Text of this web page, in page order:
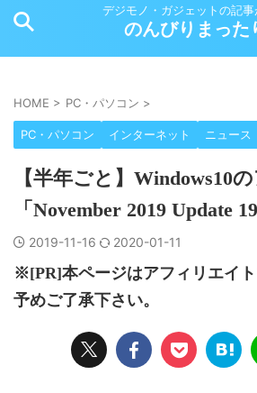
デジモノ・ガジェットの記事
のんびりまった
HOME > PC・パソコン >
PC・パソコン インターネット ニュース
【半年ごと】Windows10
「November 2019 Update
2019-11-16 2020-01-11
※[PR]本ページはアフィリエイト
予めご了承下さい。